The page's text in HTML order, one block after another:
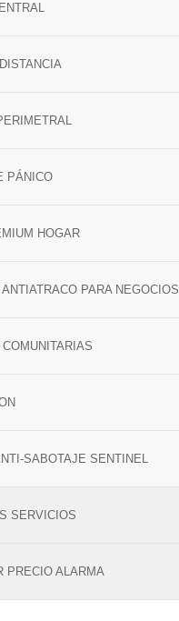
PÁNICO
HOGAR
PARA NEGOCIOS
SABOTAJE SENTINEL
SERVICIOS
PRECIO ALARMA